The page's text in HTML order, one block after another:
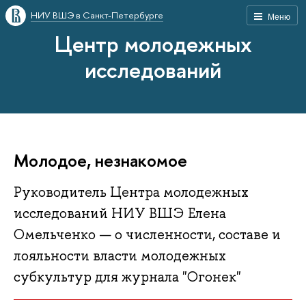
Меню
НИУ ВШЭ в Санкт-Петербурге
Центр молодежных
исследований
Молодое, незнакомое
Руководитель Центра молодежных
исследований НИУ ВШЭ Елена
Омельченко — о численности, составе и
лояльности власти молодежных
субкультур для журнала "Огонек"